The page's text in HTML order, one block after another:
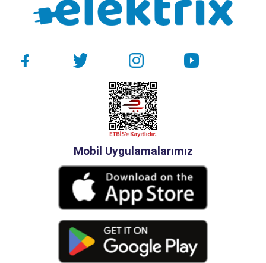
Mobil Uygulamalarımız